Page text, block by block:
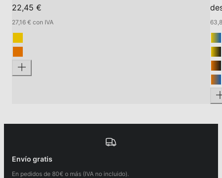
22,45 €
27,16 € con IVA
Envío gratis
En pedidos de 80€ o más (IVA no incluido).